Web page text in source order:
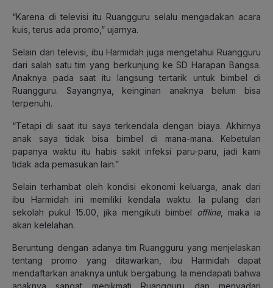
“Karena di televisi itu Ruangguru selalu mengadakan acara
kuis, terus ada promo,” ujarnya.
Selain dari televisi, ibu Harmidah juga mengetahui Ruangguru
dari salah satu tim yang berkunjung ke SD Harapan Bangsa.
Anaknya pada saat itu langsung tertarik untuk bimbel di
Ruangguru. Sayangnya, keinginan anaknya belum bisa
terpenuhi.
“Tetapi di saat itu saya terkendala dengan biaya. Akhirnya
anak saya tidak bisa bimbel di mana-mana. Kebetulan
papanya waktu itu habis sakit infeksi paru-paru, jadi kami
tidak ada pemasukan lain.”
Selain terhambat oleh kondisi ekonomi keluarga, anak dari
ibu Harmidah ini memiliki kendala waktu. Ia pulang dari
sekolah pukul 15.00, jika mengikuti bimbel offline, maka ia
akan kelelahan.
Beruntung dengan adanya tim Ruangguru yang menjelaskan
tentang promo yang ditawarkan, ibu Harmidah dapat
mendaftarkan anaknya untuk bergabung. Ia mendapati bahwa
anaknya sangat menikmati Ruangguru dan menyadari